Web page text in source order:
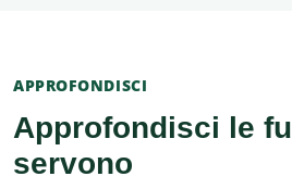
APPROFONDISCI
Approfondisci le
servono